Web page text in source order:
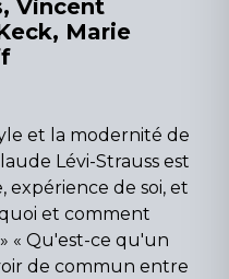
Vincent
Marie
et la modernité de
Lévi-Strauss est
expérience de soi, et
et comment
« Qu'est-ce qu'un
de commun entre